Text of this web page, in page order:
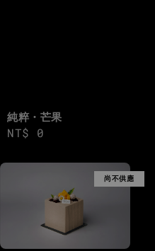
純粹・芒果
Regular
NT$ 0
尚不供應